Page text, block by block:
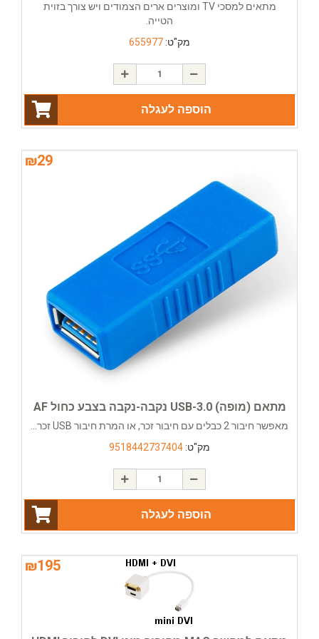
מתאים למסכי TV ומוצרים ארים הצמודים ויש צורך בזוית
הטייה.
מק"ט: 655977
הוספה לעגלה
₪29
מתאם (מופה) USB-3.0 נקבה-נקבה בצבע כחול AF
מאפשר חיבור 2 כבלים עם חיבור זכר, או המרת חיבור USB זכר...
מק"ט: 9518442737404
הוספה לעגלה
₪195